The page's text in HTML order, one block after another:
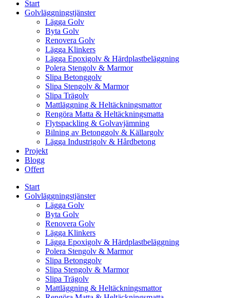
Start
Golvläggningstjänster
Lägga Golv
Byta Golv
Renovera Golv
Lägga Klinkers
Lägga Epoxigolv & Härdplastbeläggning
Polera Stengolv & Marmor
Slipa Betonggolv
Slipa Stengolv & Marmor
Slipa Trägolv
Mattläggning & Heltäckningsmattor
Rengöra Matta & Heltäckningsmatta
Flytspackling & Golvavjämning
Bilning av Betonggolv & Källargolv
Lägga Industrigolv & Hårdbetong
Projekt
Blogg
Offert
Start
Golvläggningstjänster
Lägga Golv
Byta Golv
Renovera Golv
Lägga Klinkers
Lägga Epoxigolv & Härdplastbeläggning
Polera Stengolv & Marmor
Slipa Betonggolv
Slipa Stengolv & Marmor
Slipa Trägolv
Mattläggning & Heltäckningsmattor